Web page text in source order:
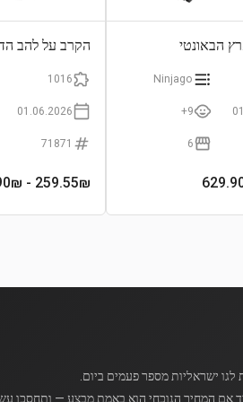
הבאונטי
Ninjago
9+
6
הקרב על להב
1016
01.06.2026
71871
259.55₪
- 399.90₪
אם המחיר הנוכחי הוא באמת מבצע — ותחסכו